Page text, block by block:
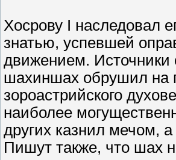
Хосрову I наследовал
знатью, успевшей
движением. Источники
шахиншах обрушил на
зороастрийского
наиболее
других казнил мечом,
Пишут также, что шах